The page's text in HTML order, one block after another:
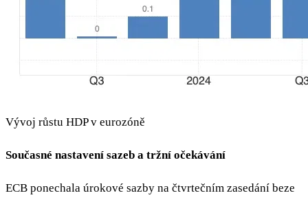
Vývoj růstu HDP v eurozóně
Současné nastavení sazeb a tržní očekávání
ECB ponechala úrokové sazby na čtvrtečním zasedání beze